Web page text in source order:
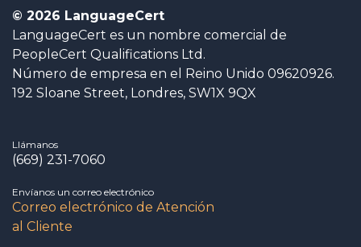
© 2026 LanguageCert
LanguageCert es un nombre comercial de
PeopleCert Qualifications Ltd.
Número de empresa en el Reino Unido 09620926.
192 Sloane Street, Londres, SW1X 9QX
Llámanos
(669) 231-7060
Envíanos un correo electrónico
Correo electrónico de Atención
al Cliente